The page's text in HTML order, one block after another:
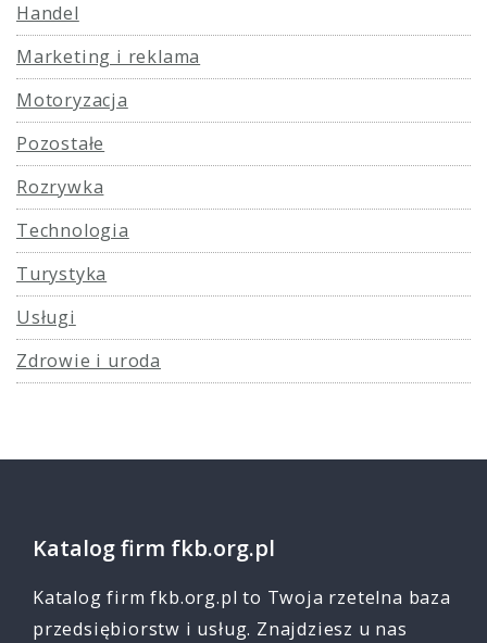
Handel
Marketing i reklama
Motoryzacja
Pozostałe
Rozrywka
Technologia
Turystyka
Usługi
Zdrowie i uroda
Katalog firm fkb.org.pl
Katalog firm fkb.org.pl to Twoja rzetelna baza
przedsiębiorstw i usług. Znajdziesz u nas